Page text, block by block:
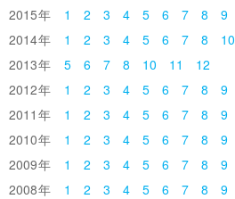
2015
1 2 3 4 5 6 7 8 9
2014
1 2 3 4 5 6 7 8 10
2013
5 6 7 8 10 11
12
2012
1 2 3 4 5 6 7 8 9
2011
1 2 3 4 5 6 7 8 9
2010
1 2 3 4 5 6 7 8 9
2009
1 2 3 4 5 6 7 8 9
2008
1 2 3 4 5 6 7 8 9